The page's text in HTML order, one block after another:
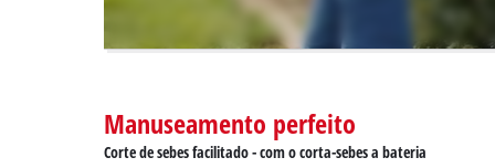
site
with
their
Manuseamento perfeito
Corte de sebes facilitado - com o corta-sebes a bateria